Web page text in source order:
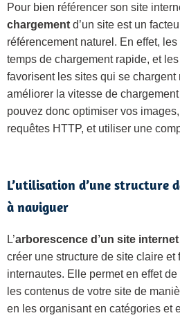
Pour bien référencer son site
chargement d’un site est un
référencement naturel. En effet,
temps de chargement rapide, et
favorisent les sites qui se chargent
améliorer la vitesse de
pouvez donc optimiser vos
requêtes HTTP, et utiliser une
L’utilisation d’une structure
à naviguer
L’arborescence d’un site internet
créer une structure de site claire
internautes. Elle permet en effet
les contenus de votre site de
en les organisant en catégories et